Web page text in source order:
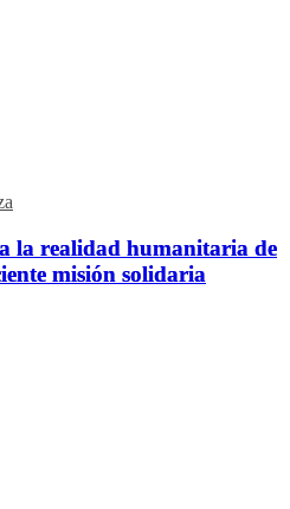
la realidad humanitaria de
misión solidaria